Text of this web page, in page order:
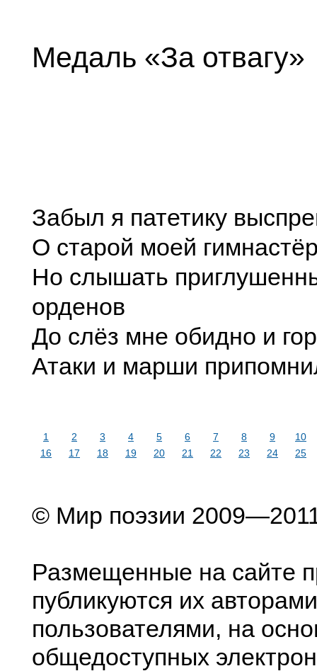
Медаль «За отвагу»
Забыл я патетику
О старой моей
Но слышать
орденов
До слёз мне обидно и
Атаки и марши
1 2 3 4 5 6 7 8 9
10
16
17 18 19 20 21 22 23 24 25
© Мир поэзии
Размещенные на сайте
публикуются их
пользователями, на
общедоступных